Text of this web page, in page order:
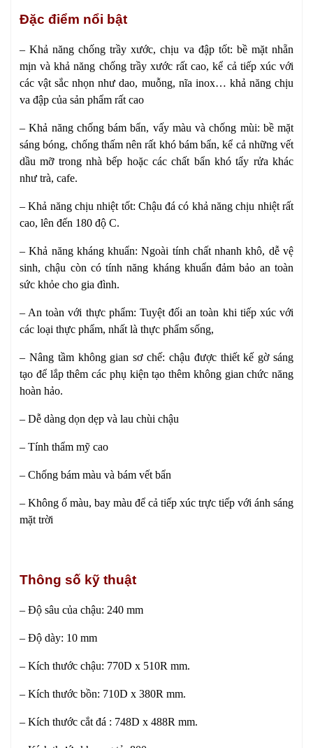
Đặc điểm nổi bật
– Khả năng chống trầy xước, chịu va đập tốt: bề mặt nhẵn
mịn và khả năng chống trầy xước rất cao, kể cả tiếp xúc với
các vật sắc nhọn như dao, muỗng, nĩa inox… khả năng chịu
va đập của sản phẩm rất cao
– Khả năng chống bám bẩn, vấy màu và chống mùi: bề mặt
sáng bóng, chống thấm nên rất khó bám bẩn, kể cả những vết
dầu mỡ trong nhà bếp hoặc các chất bẩn khó tẩy rửa khác
như trà, cafe.
– Khả năng chịu nhiệt tốt: Chậu đá có khả năng chịu nhiệt rất
cao, lên đến 180 độ C.
– Khả năng kháng khuẩn: Ngoài tính chất nhanh khô, dễ vệ
sinh, chậu còn có tính năng kháng khuẩn đảm bảo an toàn
sức khỏe cho gia đình.
– An toàn với thực phẩm: Tuyệt đối an toàn khi tiếp xúc với
các loại thực phẩm, nhất là thực phẩm sống,
– Nâng tầm không gian sơ chế: chậu được thiết kế gờ sáng
tạo để lắp thêm các phụ kiện tạo thêm không gian chức năng
hoàn hảo.
– Dễ dàng dọn dẹp và lau chùi chậu
– Tính thẩm mỹ cao
– Chống bám màu và bám vết bẩn
– Không ố màu, bay màu để cả tiếp xúc trực tiếp với ánh sáng
mặt trời
Thông số kỹ thuật
– Độ sâu của chậu: 240 mm
– Độ dày: 10 mm
– Kích thước chậu: 770D x 510R mm.
– Kích thước bồn: 710D x 380R mm.
– Kích thước cắt đá : 748D x 488R mm.